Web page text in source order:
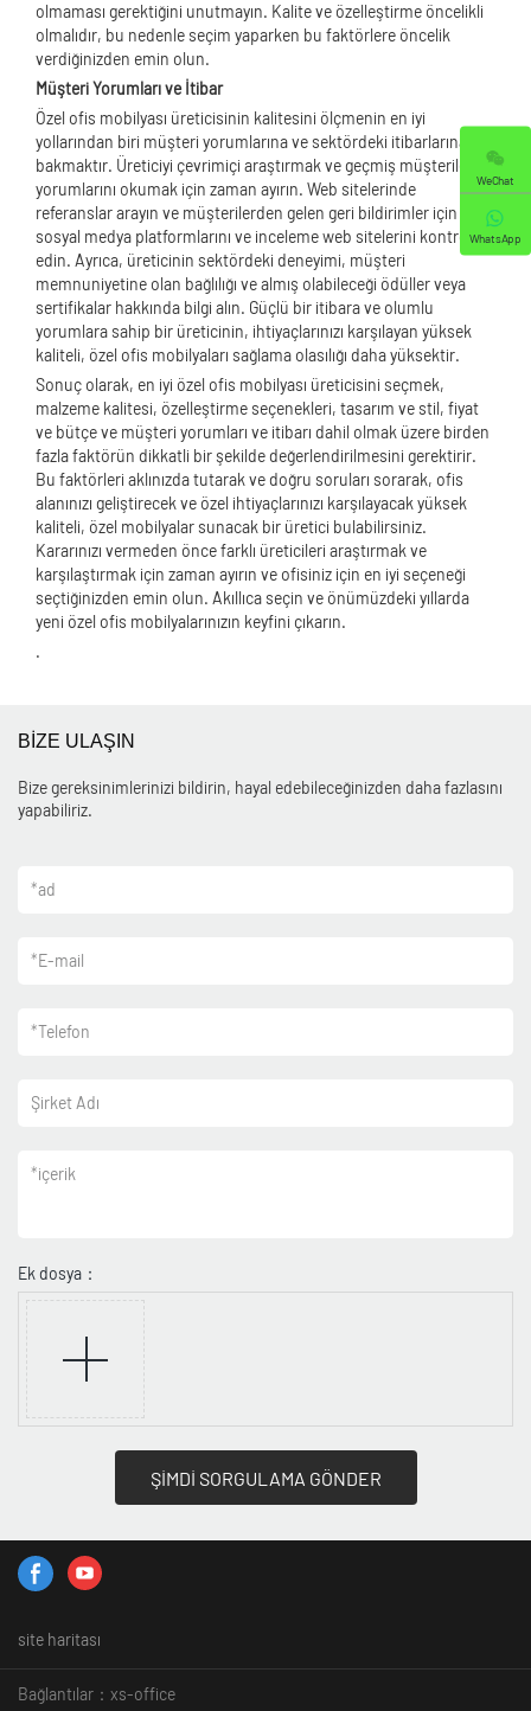
olmaması gerektiğini unutmayın. Kalite ve özelleştirme öncelikli
olmalıdır, bu nedenle seçim yaparken bu faktörlere öncelik
verdiğinizden emin olun.
Müşteri Yorumları ve İtibar
Özel ofis mobilyası üreticisinin kalitesini ölçmenin en iyi
yollarından biri müşteri yorumlarına ve sektördeki itibarlarına
bakmaktır. Üreticiyi çevrimiçi araştırmak ve geçmiş müşterilerin
yorumlarını okumak için zaman ayırın. Web sitelerinde
referanslar arayın ve müşterilerden gelen geri bildirimler için
sosyal medya platformlarını ve inceleme web sitelerini kontrol
edin. Ayrıca, üreticinin sektördeki deneyimi, müşteri
memnuniyetine olan bağlılığı ve almış olabileceği ödüller veya
sertifikalar hakkında bilgi alın. Güçlü bir itibara ve olumlu
yorumlara sahip bir üreticinin, ihtiyaçlarınızı karşılayan yüksek
kaliteli, özel ofis mobilyaları sağlama olasılığı daha yüksektir.
Sonuç olarak, en iyi özel ofis mobilyası üreticisini seçmek,
malzeme kalitesi, özelleştirme seçenekleri, tasarım ve stil, fiyat
ve bütçe ve müşteri yorumları ve itibarı dahil olmak üzere birden
fazla faktörün dikkatli bir şekilde değerlendirilmesini gerektirir.
Bu faktörleri aklınızda tutarak ve doğru soruları sorarak, ofis
alanınızı geliştirecek ve özel ihtiyaçlarınızı karşılayacak yüksek
kaliteli, özel mobilyalar sunacak bir üretici bulabilirsiniz.
Kararınızı vermeden önce farklı üreticileri araştırmak ve
karşılaştırmak için zaman ayırın ve ofisiniz için en iyi seçeneği
seçtiğinizden emin olun. Akıllıca seçin ve önümüzdeki yıllarda
yeni özel ofis mobilyalarınızın keyfini çıkarın.
.
BİZE ULAŞIN
Bize gereksinimlerinizi bildirin, hayal edebileceğinizden daha fazlasını
yapabiliriz.
*ad
*E-mail
*Telefon
Şirket Adı
*içerik
Ek dosya：
ŞİMDİ SORGULAMA GÖNDER
site haritası
Bağlantılar： xs-office
WeChat
WhatsApp